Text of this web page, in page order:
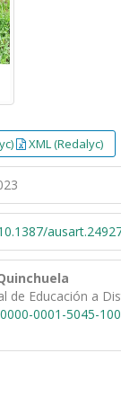
XML (Redalyc)
de Educación a
0001-5045-